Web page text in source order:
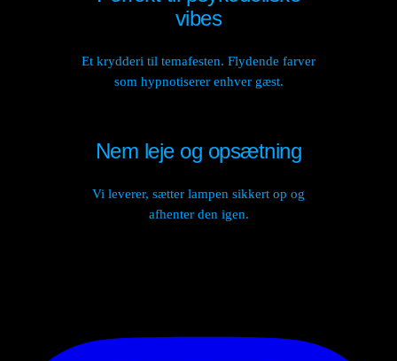
vibes
Et krydderi til temafesten. Flydende farver
som hypnotiserer enhver gæst.
Nem leje og opsætning
Vi leverer, sætter lampen sikkert op og
afhenter den igen.